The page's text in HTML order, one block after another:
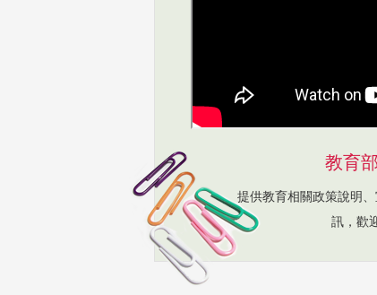
教育
提供教育相關政策說明
訊，歡